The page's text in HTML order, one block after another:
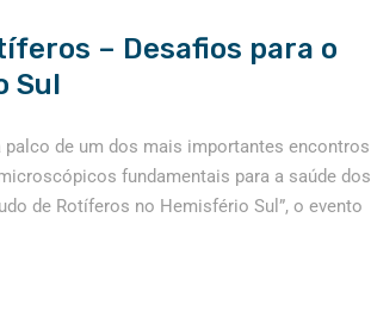
– Desafios para o
Sul
palco de um dos mais importantes encontros
fundamentais para a saúde dos
de Rotíferos no Hemisfério Sul”, o evento